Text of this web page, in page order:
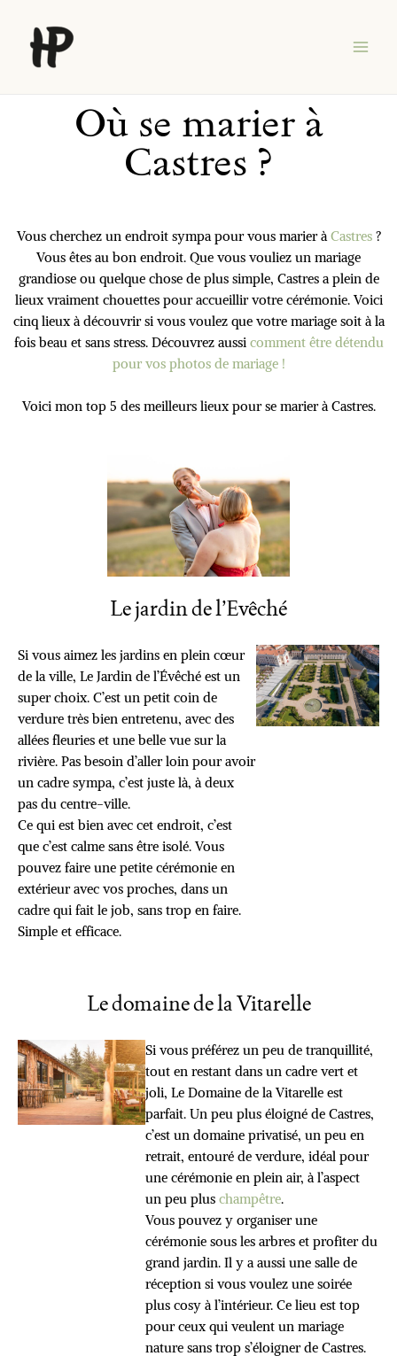
contenu
Où se marier à
Castres ?
Vous cherchez un endroit sympa pour vous marier àCastres?
Vous êtes au bon endroit. Que vous vouliez un mariage
grandiose ou quelque chose de plus simple, Castres a plein de
lieux vraiment chouettes pour accueillir votre cérémonie. Voici
cinq lieux à découvrir si vous voulez que votre mariage soit à la
fois beau et sans stress. Découvrez aussi comment être détendu
pour vos photos de mariage !
Voici mon top 5 des meilleurs lieux pour se marier à Castres.
Le jardin de l’Evêché
Si vous aimez les jardins en plein cœur
de la ville, Le Jardin de l’Évêché est un
super choix. C’est un petit coin de
verdure très bien entretenu, avec des
allées fleuries et une belle vue sur la
rivière. Pas besoin d’aller loin pour avoir
un cadre sympa, c’est juste là, à deux
pas du centre-ville.
Ce qui est bien avec cet endroit, c’est
que c’est calme sans être isolé. Vous
pouvez faire une petite cérémonie en
extérieur avec vos proches, dans un
cadre qui fait le job, sans trop en faire.
Simple et efficace.
Le domaine de la Vitarelle
Si vous préférez un peu de tranquillité,
tout en restant dans un cadre vert et
joli, Le Domaine de la Vitarelle est
parfait. Un peu plus éloigné de Castres,
c’est un domaine privatisé, un peu en
retrait, entouré de verdure, idéal pour
une cérémonie en plein air, à l’aspect
un peu pluschampêtre.
Vous pouvez y organiser une
cérémonie sous les arbres et profiter du
grand jardin. Il y a aussi une salle de
réception si vous voulez une soirée
plus cosy à l’intérieur. Ce lieu est top
pour ceux qui veulent un mariage
nature sans trop s’éloigner de Castres.